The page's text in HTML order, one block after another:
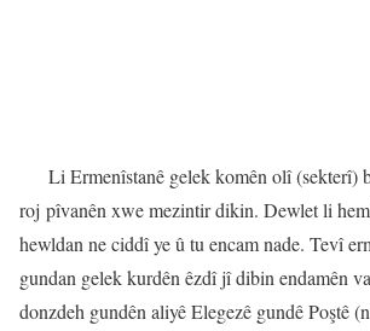
Li Ermenîstanê gelek komên olî (sekterî)
roj pîvanên xwe mezintir dikin. Dewlet li
hewldan ne ciddî ye û tu encam nade. Tevî
gundan gelek kurdên êzdî jî dibin endamên
donzdeh gundên aliyê Elegezê gundê Poştê